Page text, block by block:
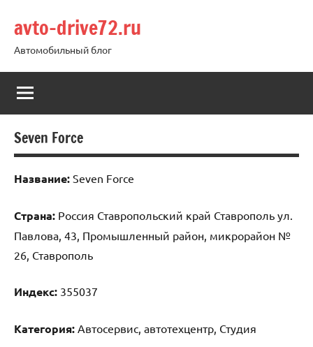
содержимому
avto-drive72.ru
Автомобильный блог
Seven Force
Название: Seven Force
Страна: Россия Ставропольский край Ставрополь ул.
Павлова, 43, Промышленный район, микрорайон №
26, Ставрополь
Индекс: 355037
Категория: Автосервис, автотехцентр, Студия